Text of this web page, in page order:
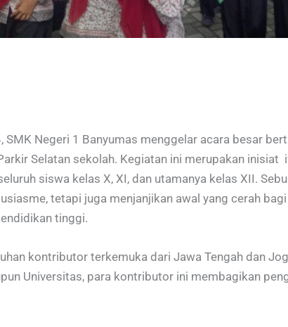
SMK Negeri 1 Banyumas menggelar acara besar
Selatan sekolah. Kegiatan ini merupakan inisiat
siswa kelas X, XI, dan utamanya kelas XII.
tetapi juga menjanjikan awal yang cerah
tinggi.
kontributor terkemuka dari Jawa Tengah dan
Universitas, para kontributor ini membagikan